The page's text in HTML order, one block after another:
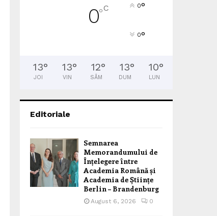
0°C 0°
0°
13°
JOI
13°
VIN
12°
SÂM
13°
DUM
10°
LUN
Editoriale
Semnarea
Memorandumului de
Înțelegere între
Academia Română și
Academia de Științe
Berlin – Brandenburg
August 6, 2026 0